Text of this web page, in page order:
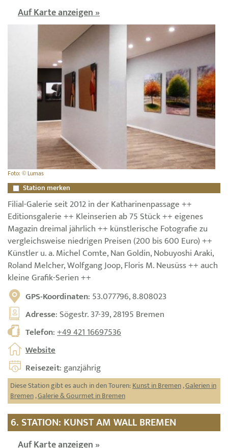
Auf Karte anzeigen »
Foto: © Lumas
Station merken
Filial-Galerie seit 2012 in der Katharinenpassage ++
Editionsgalerie ++ Kleinserien ab 75 Stück ++ eigenes
Magazin dreimal jährlich ++ künstlerische Fotografie zu
vergleichsweise niedrigen Preisen (200 bis 600 Euro) ++
Künstler u. a. Michel Comte, Nan Goldin, Nobuyoshi Araki,
Roland Melcher, Wolfgang Joop, Floris M. Neusüss ++ auch
kleine Grafik-Serien ++
GPS-Koordinaten: 53.077796, 8.808023
Adresse: Sögestr. 37-39, 28195 Bremen
Telefon:+49 421 16697536
Website
Reisezeit: ganzjährig
Diese Station gibt es auch in den Touren:Kunst in Bremen,Galerien in
Bremen,Galerie & Gourmet in Bremen
6. STATION: KUNST AM WALL BREMEN